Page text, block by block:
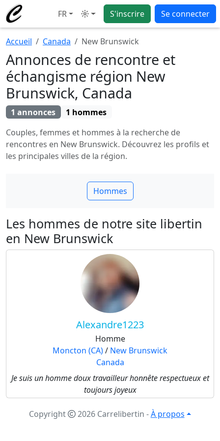
FR Mode S'inscrire Se connecter
Accueil Canada New Brunswick
Annonces de rencontre et
échangisme région New
Brunswick, Canada
1 annonces
1 hommes
Couples, femmes et hommes à la recherche de
rencontres en New Brunswick. Découvrez les profils et
les principales villes de la région.
Hommes
Les hommes de notre site libertin
en New Brunswick
Alexandre1223
Homme
Moncton (CA)/ New Brunswick
Canada
Je suis un homme doux travailleur honnête respectueux et
toujours joyeux
Copyright 2026 Carrelibertin -À propos